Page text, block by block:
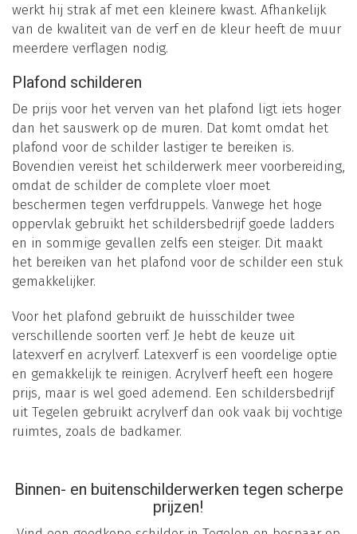
werkt hij strak af met een kleinere kwast. Afhankelijk
van de kwaliteit van de verf en de kleur heeft de muur
meerdere verflagen nodig.
Plafond schilderen
De prijs voor het verven van het plafond ligt iets hoger
dan het sauswerk op de muren. Dat komt omdat het
plafond voor de schilder lastiger te bereiken is.
Bovendien vereist het schilderwerk meer voorbereiding,
omdat de schilder de complete vloer moet
beschermen tegen verfdruppels. Vanwege het hoge
oppervlak gebruikt het schildersbedrijf goede ladders
en in sommige gevallen zelfs een steiger. Dit maakt
het bereiken van het plafond voor de schilder een stuk
gemakkelijker.
Voor het plafond gebruikt de huisschilder twee
verschillende soorten verf. Je hebt de keuze uit
latexverf en acrylverf. Latexverf is een voordelige optie
en gemakkelijk te reinigen. Acrylverf heeft een hogere
prijs, maar is wel goed ademend. Een schildersbedrijf
uit Tegelen gebruikt acrylverf dan ook vaak bij vochtige
ruimtes, zoals de badkamer.
Binnen- en buitenschilderwerken tegen scherpe
prijzen!